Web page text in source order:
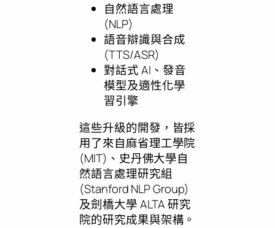
自然語言處理
(NLP)
語音辯識與合成
(TTS/ASR)
對話式 AI、發音
模型及適性化學
習引擎
這些升級的開發，皆採
用了來自麻省理工學院
(MIT)、史丹佛大學自
然語言處理研究組
(Stanford NLP Group)
及劍橋大學 ALTA 研究
院的研究成果與架構。